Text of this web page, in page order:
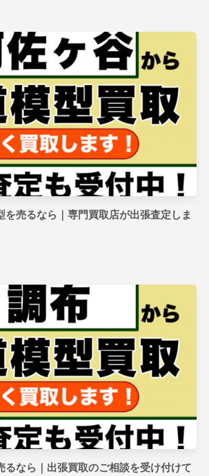
を売るなら｜専門買取店が出張査定しま
るなら｜出張買取のご相談を受け付けて